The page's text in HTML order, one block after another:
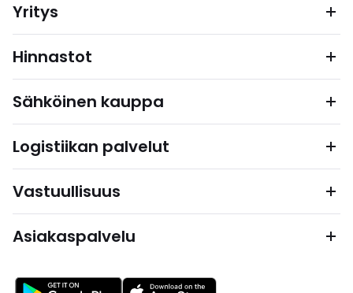
Yritys
Hinnastot
Sähköinen kauppa
Logistiikan palvelut
Vastuullisuus
Asiakaspalvelu